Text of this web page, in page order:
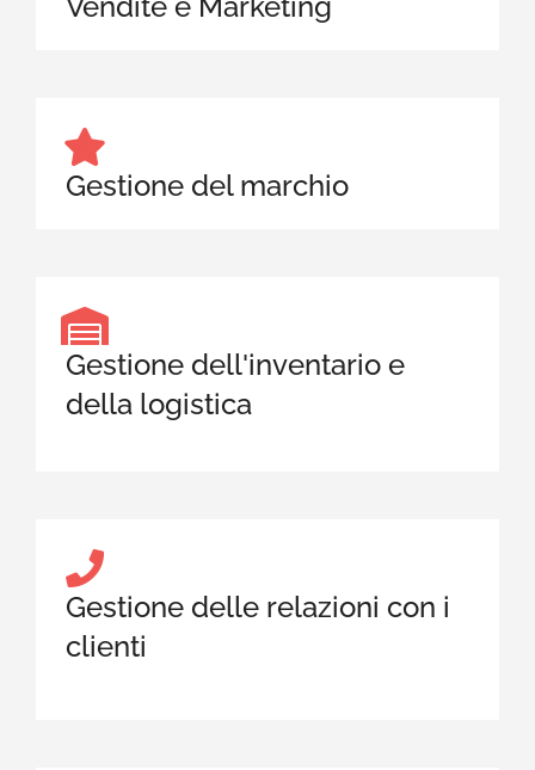
Gestione del marchio
Gestione dell'inventario e
della logistica
Gestione delle relazioni con i
clienti